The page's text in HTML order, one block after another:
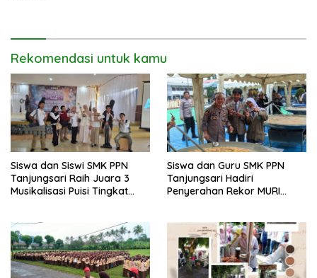
Rekomendasi untuk kamu
Siswa dan Siswi SMK PPN
Tanjungsari Raih Juara 3
Musikalisasi Puisi Tingkat
Siswa dan Guru SMK PPN
Tanjungsari Hadiri
Penyerahan Rekor MURI
Bersama Bobon Santoso